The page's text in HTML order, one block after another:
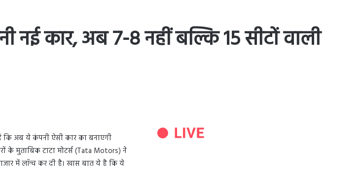
नई कार, अब 7-8 नहीं बल्कि 15 सीटों वाली
कि अब ये कंपनी ऐसी कार का बनाएगी
के मुताबिक टाटा मोटर्स (Tata Motors) ने
में लॉन्च कर दी है। खास बात ये है कि ये